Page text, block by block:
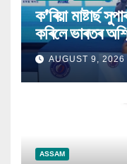
ক’ৰিয়া মাষ্টাৰ্ছ
কৰিলে ভাৰতৰ
AUGUST 9, 2026
ASSAM